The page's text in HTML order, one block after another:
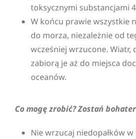
toksycznymi substancjami
W końcu prawie wszystkie
do morza, niezależnie od
wcześniej wrzucone. Wiatr,
zabiorą je aż do miejsca
oceanów.
Co mogę zrobić? Zostań
Nie wrzucaj niedopałków